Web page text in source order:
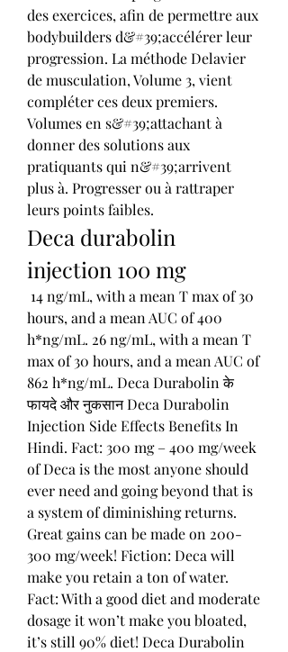
des exercices, afin de permettre aux
bodybuilders d&#39;accélérer leur
progression. La méthode Delavier
de musculation, Volume 3, vient
compléter ces deux premiers.
Volumes en s&#39;attachant à
donner des solutions aux
pratiquants qui n&#39;arrivent
plus à. Progresser ou à rattraper
leurs points faibles.
Deca durabolin
injection 100 mg
hours, and a mean AUC of 400
h*ng/mL. 26 ng/mL, with a mean T
max of 30 hours, and a mean AUC of
862 h*ng/mL. Deca Durabolin के
फायदे और नुकसान Deca Durabolin
Injection Side Effects Benefits In
Hindi. Fact: 300 mg – 400 mg/week
of Deca is the most anyone should
ever need and going beyond that is
a system of diminishing returns.
Great gains can be made on 200-
300 mg/week! Fiction: Deca will
make you retain a ton of water.
Fact: With a good diet and moderate
dosage it won’t make you bloated,
it’s still 90% diet! Deca Durabolin